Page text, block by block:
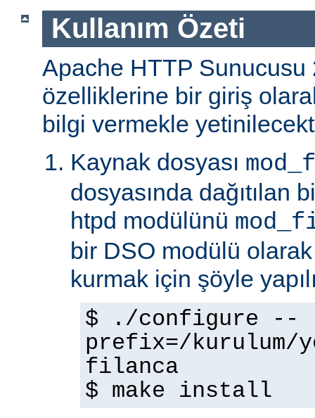
Kullanım Özeti
Apache HTTP Sunucusu
özelliklerine bir giriş
bilgi vermekle
Kaynak dosyası
dosyasında dağıtılan
htpd modülünü
bir DSO modülü
kurmak için şöyle
$ ./configure --
prefix=/kurulum/
filanca
$ make install